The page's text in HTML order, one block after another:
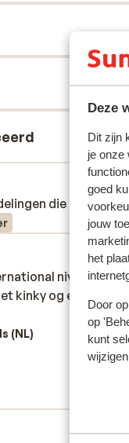
Deze
Dit zijn
je onze
goed
jouw
het
Door
op
kunt
die hun
20 apr.
niveau -
og et IKKE et 5
niveau -
og et IKKE et 5
(NL)